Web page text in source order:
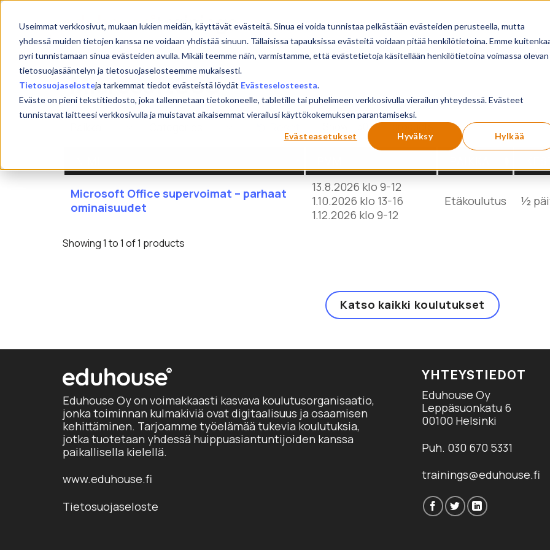
Useimmat verkkosivut, mukaan lukien meidän, käyttävät evästeitä. Sinua ei voida tunnistaa pelkästään evästeiden perusteella, mutta
yhdessä muiden tietojen kanssa ne voidaan yhdistää sinuun. Tällaisissa tapauksissa evästeitä voidaan pitää henkilötietoina. Emme
pyri tunnistamaan sinua evästeiden avulla. Mikäli teemme näin, varmistamme, että evästetietoja käsitellään henkilötietoina voimassa olevan
tietosuojasääntelyn ja tietosuojaselosteemme mukaisesti.
Tietosuojaselosteja tarkemmat tiedot evästeistä löydät Evästeselosteesta.
Eväste on pieni tekstitiedosto, joka tallennetaan tietokoneelle, tabletille tai puhelimeen verkkosivulla vierailun yhteydessä. Evästeet
tunnistavat laitteesi verkkosivulla ja muistavat aikaisemmat vierailusi käyttökokemuksen parantamiseksi.
Evästeasetukset Hyväksy Hylkää
Skip
content
Etusivu Koulutukset
Microsoft365
products
Microsoft Office supervoimat – parhaat
ominaisuudet
13.8.2026 klo 9-12
1.10.2026 klo 13-16
1.12.2026 klo 9-12
Etäkoulutus ½
Showing 1 to 1 of 1 products
Katso kaikki koulutukset
Eduhouse Oy on voimakkaasti kasvava koulutusorganisaatio,
jonka toiminnan kulmakiviä ovat digitaalisuus ja osaamisen
kehittäminen. Tarjoamme työelämää tukevia koulutuksia,
jotka tuotetaan yhdessä huippuasiantuntijoiden kanssa
paikallisella kielellä.
www.eduhouse.fi
Tietosuojaseloste
YHTEYSTIEDOT
Eduhouse Oy
Leppäsuonkatu 6
00100 Helsinki
Puh. 030 670 5331
trainings@eduhouse.fi